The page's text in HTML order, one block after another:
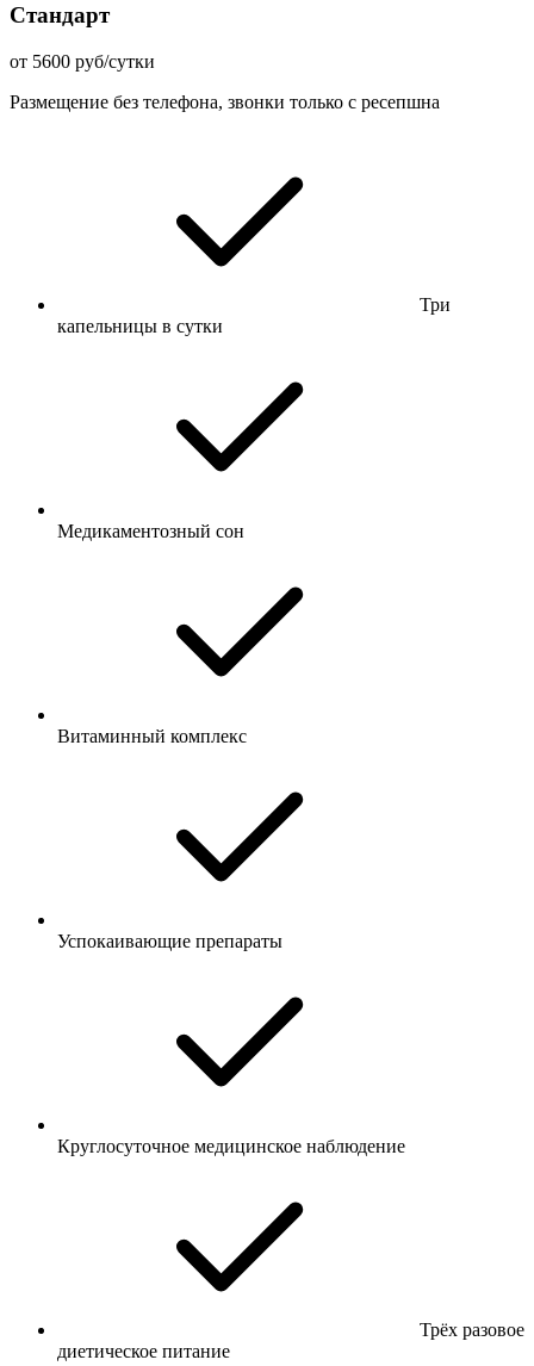
Стандарт
от 5600 руб/сутки
Размещение без телефона, звонки только с ресепшна
Три
капельницы в сутки
Медикаментозный сон
Витаминный комплекс
Успокаивающие препараты
Круглосуточное медицинское наблюдение
Трёх разовое
диетическое питание